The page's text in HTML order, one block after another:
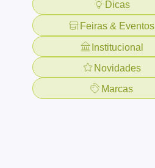
Dicas
Feiras & Eventos
Institucional
Novidades
Marcas